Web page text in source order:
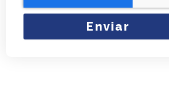
Enviar